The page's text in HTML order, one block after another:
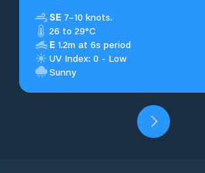
SE 7–10 knots.
26 to 29°C
E 1.2m at 6s period
UV Index: 0 - Low
Sunny